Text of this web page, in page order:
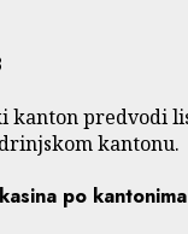
predvodi
kantonu.
po